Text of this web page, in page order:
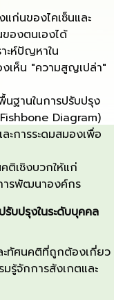
แก่นของไคเซ็นและ
องตนเองได้
ะห์ปัญหาใน
เห็น "ความสูญเปล่า"
นฐานในการปรับปรุง
Diagram)
ะการระดมสมองเพื่อ
ติเชิงบวกให้แก่
ารพัฒนาองค์กร
บปรุงในระดับบุคคล
ะทัศนคติที่ถูกต้องเกี่ยว
รู้จักการสังเกตและ